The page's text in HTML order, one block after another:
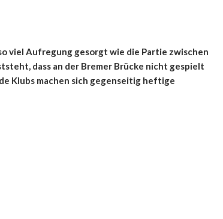
viel Aufregung gesorgt wie die Partie zwischen
dass an der Bremer Brücke nicht gespielt
Klubs machen sich gegenseitig heftige